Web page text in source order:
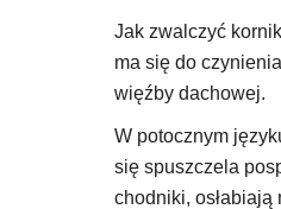
Jak zwalczyć
ma się do
więźby dachowej.
W potocznym
się spuszczela
chodniki, osłabiają